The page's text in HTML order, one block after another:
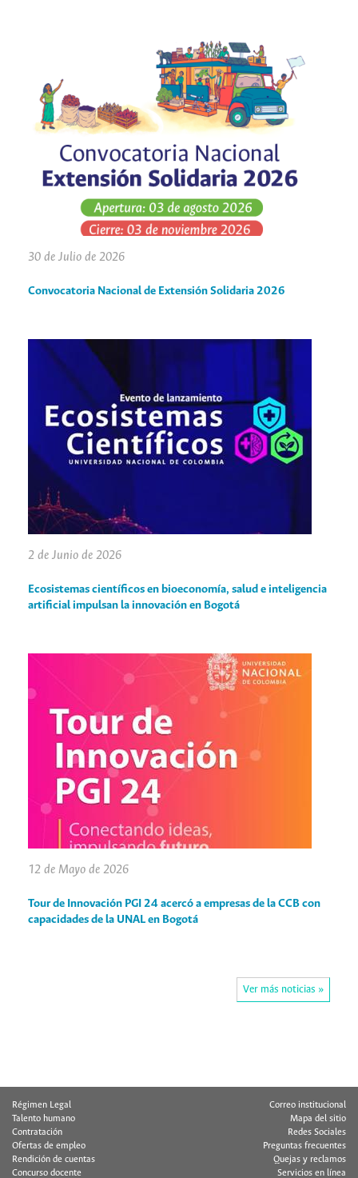
30 de Julio de 2026
Convocatoria Nacional de Extensión Solidaria 2026
2 de Junio de 2026
Ecosistemas científicos en bioeconomía, salud e inteligencia
artificial impulsan la innovación en Bogotá
12 de Mayo de 2026
Tour de Innovación PGI 24 acercó a empresas de la CCB con
capacidades de la UNAL en Bogotá
Ver más noticias »
Régimen Legal
Talento humano
Contratación
Ofertas de empleo
Rendición de cuentas
Concurso docente
Correo institucional
Mapa del sitio
Redes Sociales
Preguntas frecuentes
Quejas y reclamos
Servicios en línea